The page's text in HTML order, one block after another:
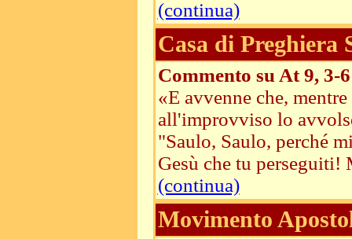
(continua)
Casa di Preghiera
Commento su At 9, 3-6
«E avvenne che,
all'improvviso lo
"Saulo, Saulo, perché
Gesù che tu perseguiti!
(continua)
Movimento